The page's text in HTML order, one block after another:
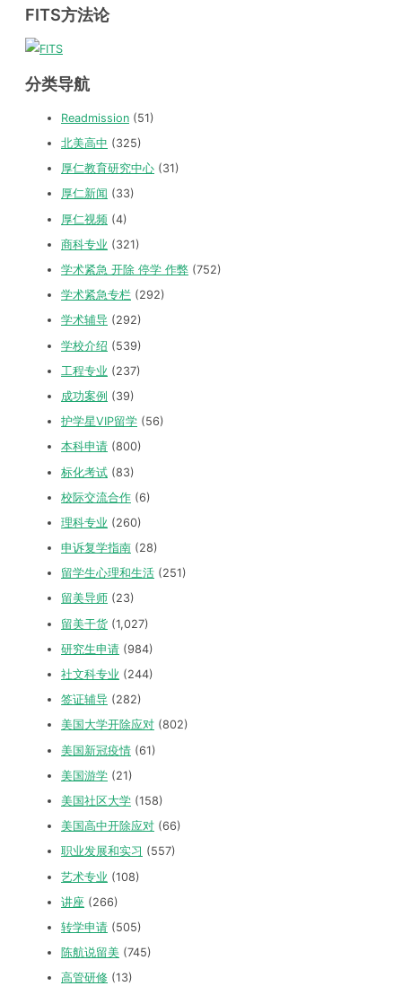
FITS方法论
分类导航
Readmission (51)
北美高中 (325)
厚仁教育研究中心 (31)
厚仁新闻 (33)
厚仁视频 (4)
商科专业 (321)
学术紧急 开除 停学 作弊 (752)
学术紧急专栏 (292)
学术辅导 (292)
学校介绍 (539)
工程专业 (237)
成功案例 (39)
护学星VIP留学 (56)
本科申请 (800)
标化考试 (83)
校际交流合作 (6)
理科专业 (260)
申诉复学指南 (28)
留学生心理和生活 (251)
留美导师 (23)
留美干货 (1,027)
研究生申请 (984)
社文科专业 (244)
签证辅导 (282)
美国大学开除应对 (802)
美国新冠疫情 (61)
美国游学 (21)
美国社区大学 (158)
美国高中开除应对 (66)
职业发展和实习 (557)
艺术专业 (108)
讲座 (266)
转学申请 (505)
陈航说留美 (745)
高管研修 (13)